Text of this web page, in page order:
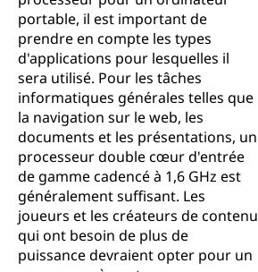
portable, il est important de
prendre en compte les types
d'applications pour lesquelles il
sera utilisé. Pour les tâches
informatiques générales telles que
la navigation sur le web, les
documents et les présentations, un
processeur double cœur d'entrée
de gamme cadencé à 1,6 GHz est
généralement suffisant. Les
joueurs et les créateurs de contenu
qui ont besoin de plus de
puissance devraient opter pour un